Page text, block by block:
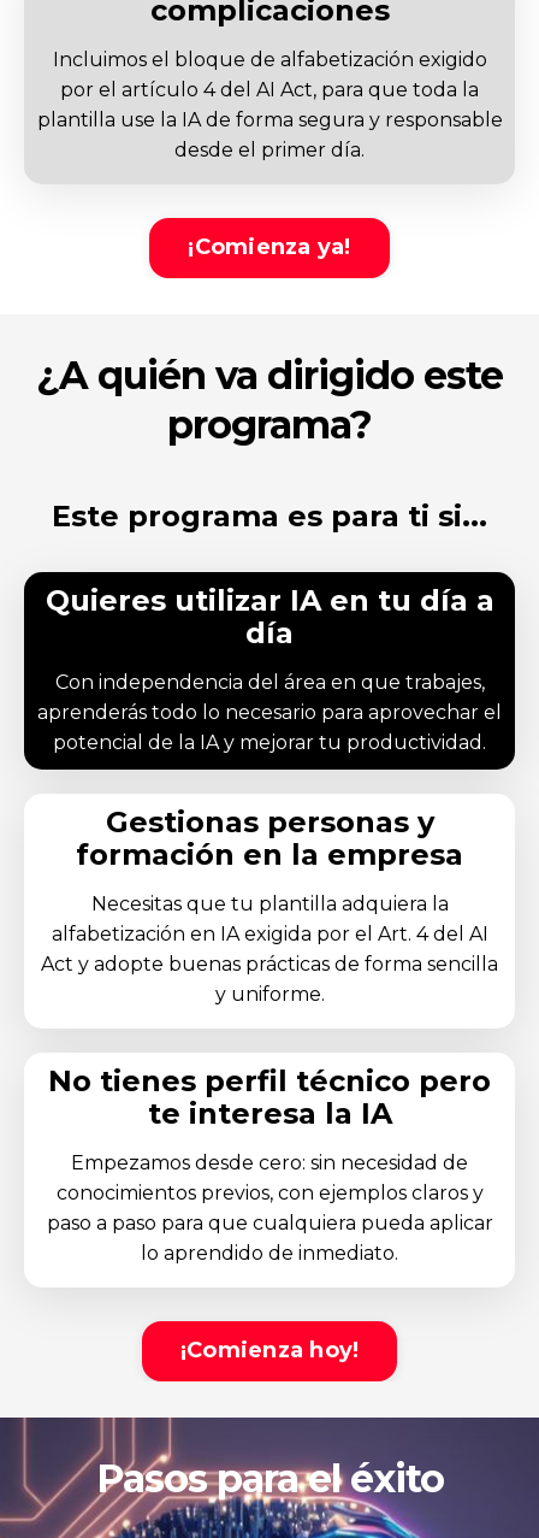
complicaciones
Incluimos el bloque de alfabetización exigido
por el artículo 4 del AI Act, para que toda la
plantilla use la IA de forma segura y responsable
desde el primer día.
¡Comienza ya!
¿A quién va dirigido este
programa?
Este programa es para ti si...
Quieres utilizar IA en tu día a
día
Con independencia del área en que trabajes,
aprenderás todo lo necesario para aprovechar el
potencial de la IA y mejorar tu productividad.
Gestionas personas y
formación en la empresa
Necesitas que tu plantilla adquiera la
alfabetización en IA exigida por el Art. 4 del AI
Act y adopte buenas prácticas de forma sencilla
y uniforme.
No tienes perfil técnico pero
te interesa la IA
Empezamos desde cero: sin necesidad de
conocimientos previos, con ejemplos claros y
paso a paso para que cualquiera pueda aplicar
lo aprendido de inmediato.
¡Comienza hoy!
Pasos para el éxito